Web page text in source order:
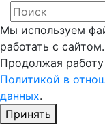
Мы используем
работать с сайтом.
Продолжая
Политикой в
данных.
Принять